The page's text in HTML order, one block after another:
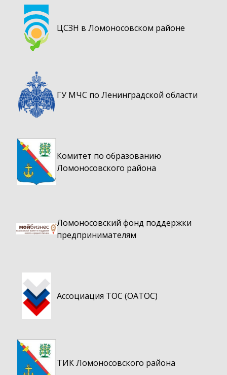
ЦСЗН в Ломоносовском районе
ГУ МЧС по Ленинградской области
Комитет по образованию
Ломоносовского района
Ломоносовский фонд поддержки
предпринимателям
Ассоциация ТОС (ОАТОС)
ТИК Ломоносовского района